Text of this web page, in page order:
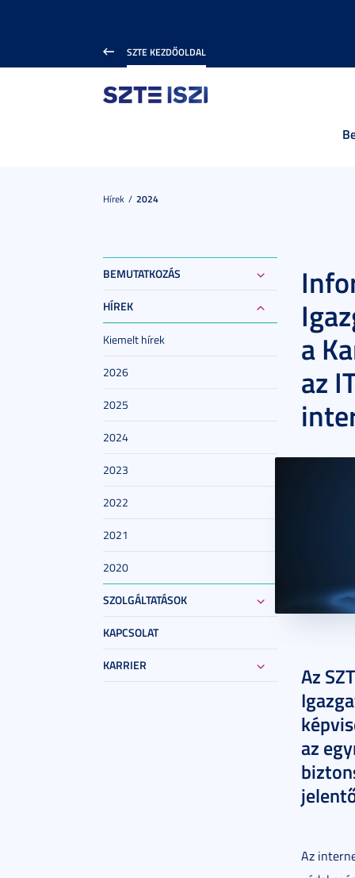
SZTE KEZDŐOLDAL
Hírek 2024
BEMUTATKOZÁS
HÍREK
Kiemelt hírek
2026
2025
2024
2023
2022
2021
2020
SZOLGÁLTATÁSOK
KAPCSOLAT
KARRIER
a
az
Az
az
Az